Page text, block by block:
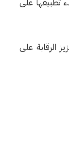
الرقابة على